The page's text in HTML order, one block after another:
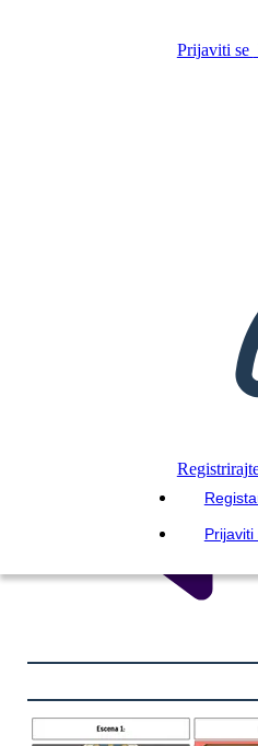
Prijaviti se
Prijaviti
IZRADITE
REPRODUCIRAJ